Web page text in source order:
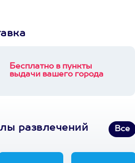
Бесплатно в пункты
выдачи вашего города
развлечений Все